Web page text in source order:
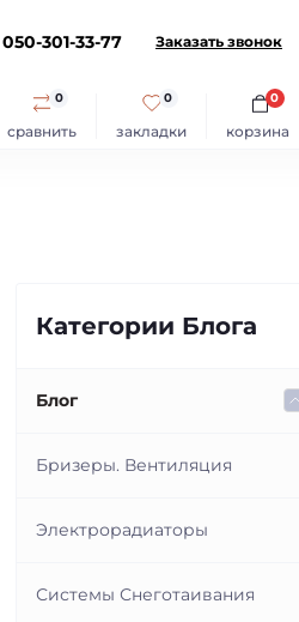
050-301-33-77 Заказать звонок
сравнить
0
закладки
0
корзина
0
Категории Блога
Блог
Бризеры. Вентиляция
Электрорадиаторы
Системы Снеготаивания